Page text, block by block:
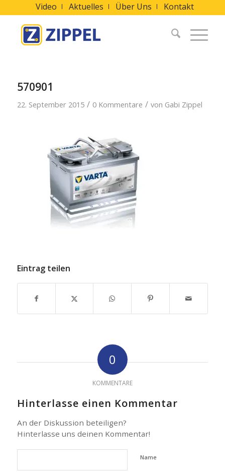
Video Aktuelles Über Uns Kontakt
570901
22. September 2015 / 0 Kommentare / von Gabi Zippel
Eintrag teilen
0
KOMMENTARE
Hinterlasse einen Kommentar
An der Diskussion beteiligen?
Hinterlasse uns deinen Kommentar!
Name